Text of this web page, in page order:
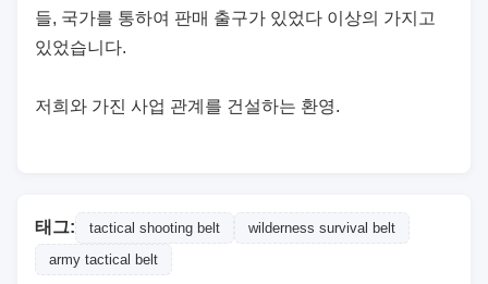
들, 국가를 통하여 판매 출구가 있었다 이상의 가지고
있었습니다.
저희와 가진 사업 관계를 건설하는 환영.
태그: tactical shooting belt
wilderness survival belt
army tactical belt